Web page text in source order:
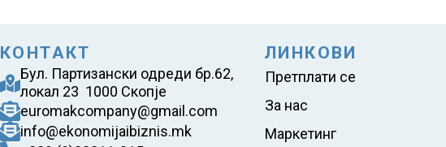
КОНТАКТ
Бул. Партизански одреди бр.62,
локал 23 1000 Скопје
euromakcompany@gmail.com
info@ekonomijaibiznis.mk
ЛИНКОВИ
Претплати се
За нас
Маркетинг